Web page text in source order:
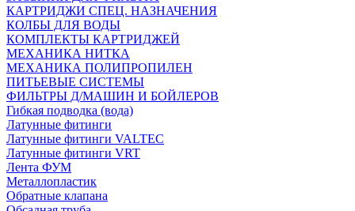
КАРТРИДЖИ СПЕЦ. НАЗНАЧЕНИЯ
КОЛБЫ ДЛЯ ВОДЫ
КОМПЛЕКТЫ КАРТРИДЖЕЙ
МЕХАНИКА НИТКА
МЕХАНИКА ПОЛИПРОПИЛЕН
ПИТЬЕВЫЕ СИСТЕМЫ
ФИЛЬТРЫ Д/МАШИН И БОЙЛЕРОВ
Гибкая подводка (вода)
Латунные фитинги
Латунные фитинги VALTEC
Латунные фитинги VRT
Лента ФУМ
Металлопластик
Обратные клапана